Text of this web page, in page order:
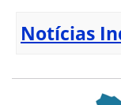
Notícias